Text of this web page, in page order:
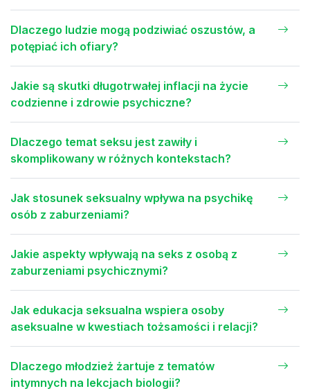
Dlaczego ludzie mogą podziwiać oszustów, a
potępiać ich ofiary?
Jakie są skutki długotrwałej inflacji na życie
codzienne i zdrowie psychiczne?
Dlaczego temat seksu jest zawiły i
skomplikowany w różnych kontekstach?
Jak stosunek seksualny wpływa na psychikę
osób z zaburzeniami?
Jakie aspekty wpływają na seks z osobą z
zaburzeniami psychicznymi?
Jak edukacja seksualna wspiera osoby
aseksualne w kwestiach tożsamości i relacji?
Dlaczego młodzież żartuje z tematów
intymnych na lekcjach biologii?